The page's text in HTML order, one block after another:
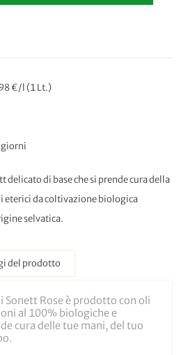
delicato di base che si prende cura della
eterici da coltivazione biologica
selvatica.
€/l (1 Lt.)
Sonett Rose è prodotto con oli
al 100% biologiche e
cura delle tue mani, del tuo
del prodotto